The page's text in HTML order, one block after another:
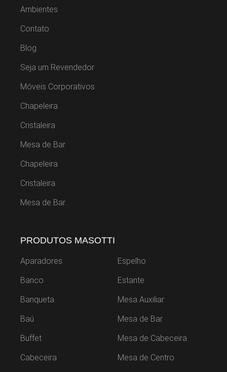
Ambientes
Contato
Blog
Seja um Revendedor
Móveis Corporativos
Chapeleira
Cristaleira
Mesa de Bar
Chapeleira
Cristaleira
Mesa de Bar
PRODUTOS MASOTTI
Aparadores
Banco
Banqueta
Baú
Buffet
Cabeceira
Espelho
Estante
Mesa Auxiliar
Mesa de Bar
Mesa de Cabeceira
Mesa de Centro